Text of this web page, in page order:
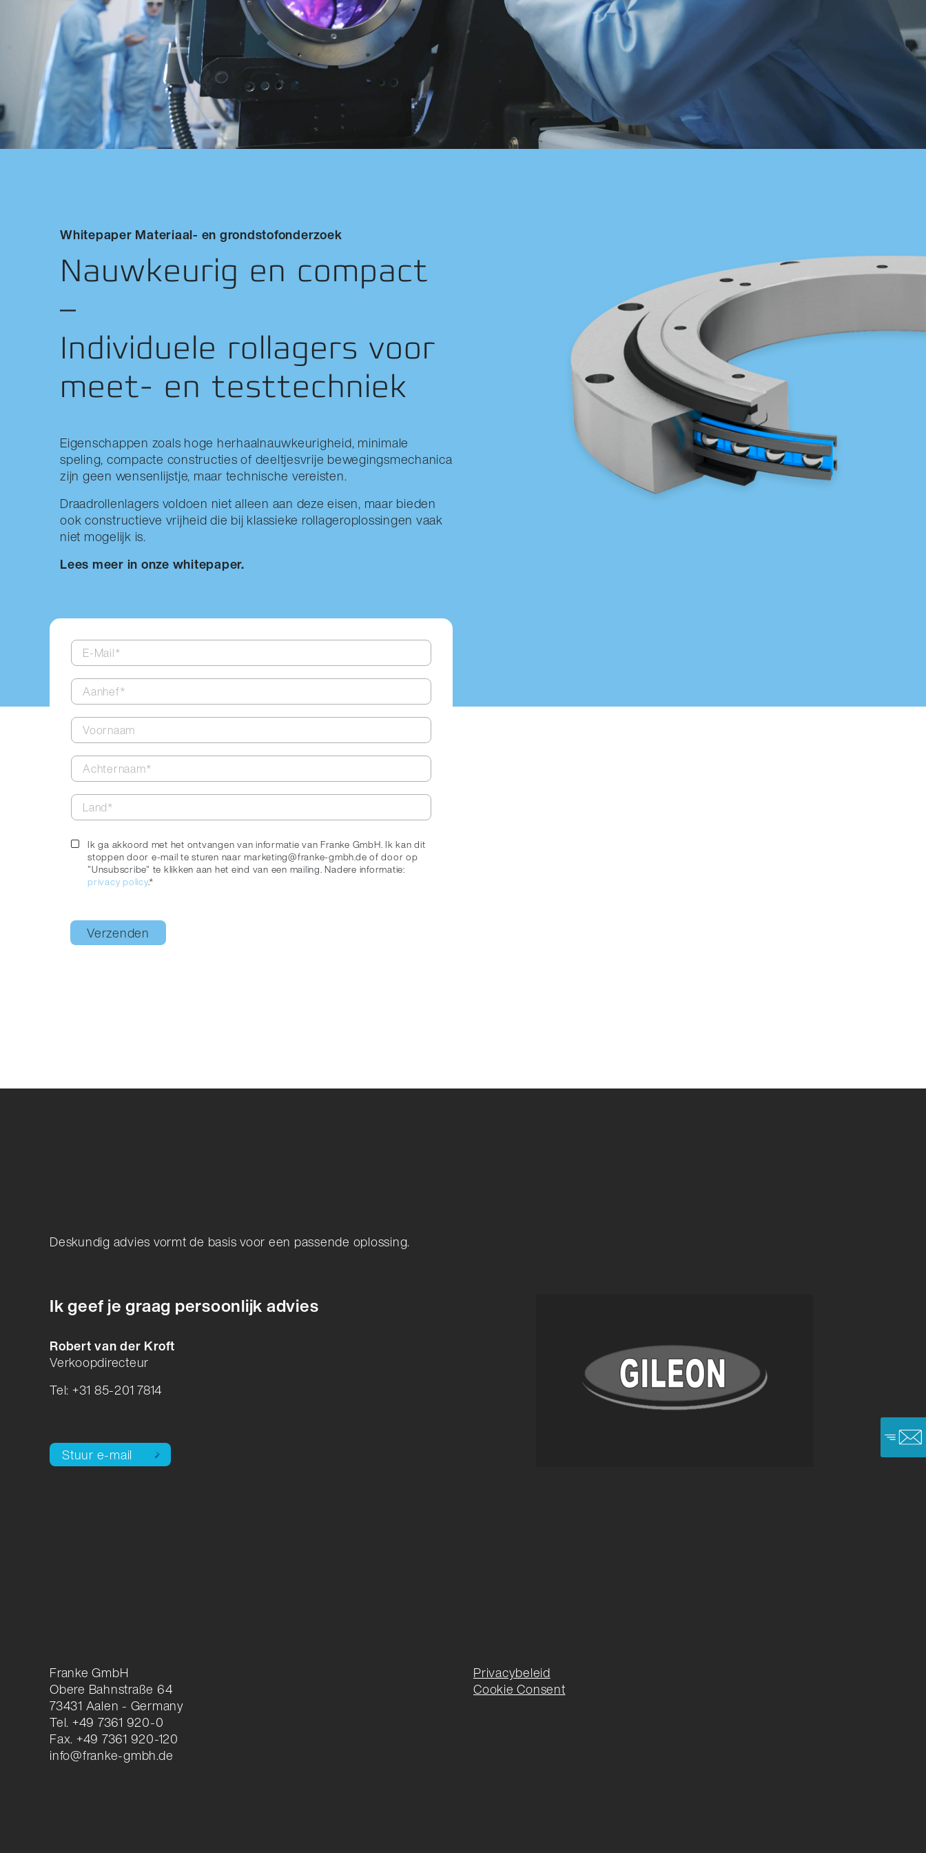
Whitepaper Materiaal- en grondstofonderzoek
Nauwkeurig en compact
–
Individuele rollagers voor
meet- en testtechniek
Eigenschappen zoals hoge herhaalnauwkeurigheid, minimale
speling, compacte constructies of deeltjesvrije bewegingsmechanica
zijn geen wensenlijstje, maar technische vereisten.
Draadrollenlagers voldoen niet alleen aan deze eisen, maar bieden
ook constructieve vrijheid die bij klassieke rollageroplossingen vaak
niet mogelijk is.
Lees meer in onze whitepaper.
Ik ga akkoord met het ontvangen van informatie van Franke GmbH. Ik kan dit
stoppen door e-mail te sturen naar marketing@franke-gmbh.de of door op
"Unsubscribe" te klikken aan het eind van een mailing. Nadere informatie:
privacy policy.*
Deskundig advies vormt de basis voor een passende oplossing.
Ik geef je graag persoonlijk advies
Robert van der Kroft
Verkoopdirecteur
Tel: +31 85-201 7814
Stuur e-mail
Franke GmbH
Obere Bahnstraße 64
73431 Aalen - Germany
Tel. +49 7361 920-0
Fax. +49 7361 920-120
info@franke-gmbh.de
Privacybeleid
Cookie Consent